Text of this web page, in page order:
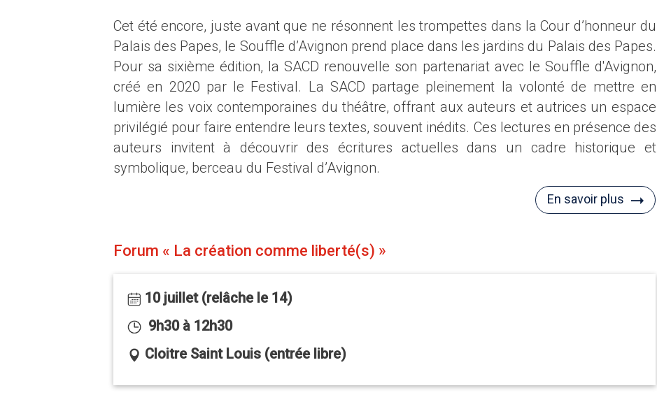
Cet été encore, juste avant que ne résonnent les trompettes dans la Cour d’honneur du
Palais des Papes, le Souffle d’Avignon prend place dans les jardins du Palais des Papes.
Pour sa sixième édition, la SACD renouvelle son partenariat avec le Souffle d'Avignon,
créé en 2020 par le Festival. La SACD partage pleinement la volonté de mettre en
lumière les voix contemporaines du théâtre, offrant aux auteurs et autrices un espace
privilégié pour faire entendre leurs textes, souvent inédits. Ces lectures en présence des
auteurs invitent à découvrir des écritures actuelles dans un cadre historique et
symbolique, berceau du Festival d’Avignon.
En savoir plus
Forum « La création comme liberté(s) »
10 juillet (relâche le 14)
9h30 à 12h30
Cloitre Saint Louis (entrée libre)